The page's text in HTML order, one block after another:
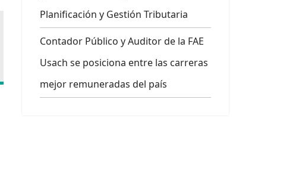
Planificación y Gestión Tributaria
Contador Público y Auditor de la FAE
Usach se posiciona entre las carreras
mejor remuneradas del país